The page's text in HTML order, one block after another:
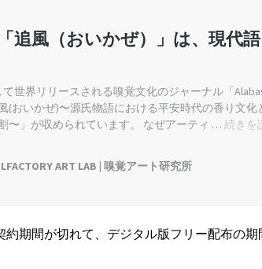
約期間が切れて、デジタル版フリー配布の